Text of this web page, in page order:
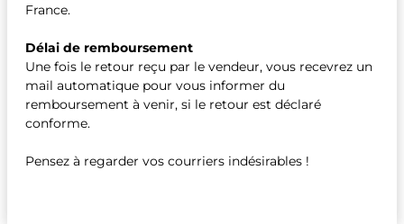
France.
Délai de remboursement
Une fois le retour reçu par le vendeur, vous recevrez un
mail automatique pour vous informer du
remboursement à venir, si le retour est déclaré
conforme.
Pensez à regarder vos courriers indésirables !